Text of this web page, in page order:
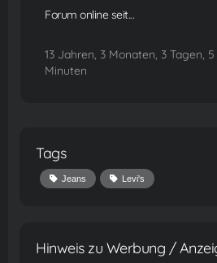
Forum online seit...
13 Jahren, 3 Monaten, 3 Tagen,
Minuten
Tags
Jeans Levi's
Hinweis zu Werbung /